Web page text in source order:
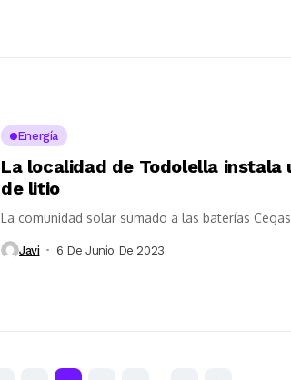
Energía
La localidad de Todolella
de litio
La comunidad solar sumado a las baterías
Javi 6 De Junio De 2023